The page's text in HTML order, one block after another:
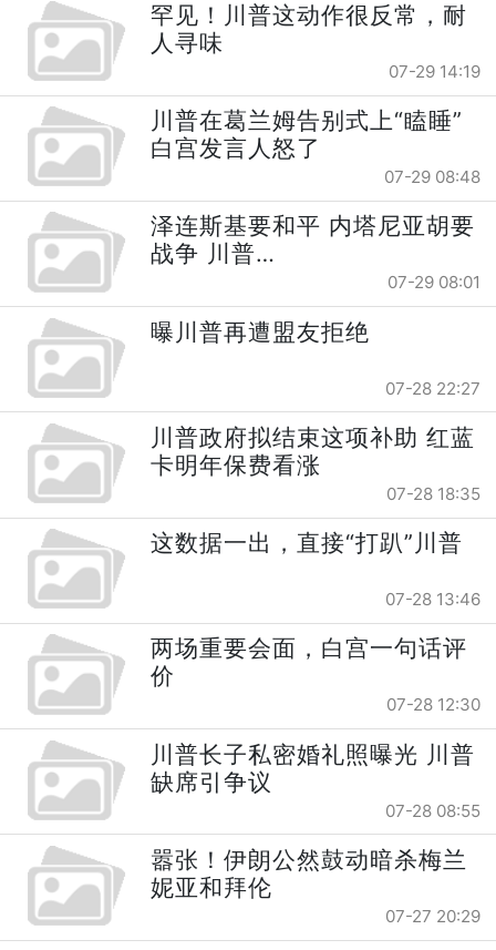
罕见！川普这动作很反常，耐
人寻味
07-29 14:19
川普在葛兰姆告别式上“瞌睡”
白宫发言人怒了
07-29 08:48
泽连斯基要和平 内塔尼亚胡要
战争 川普…
07-29 08:01
曝川普再遭盟友拒绝
07-28 22:27
川普政府拟结束这项补助 红蓝
卡明年保费看涨
07-28 18:35
这数据一出，直接“打趴”川普
07-28 13:46
两场重要会面，白宫一句话评
价
07-28 12:30
川普长子私密婚礼照曝光 川普
缺席引争议
07-28 08:55
嚣张！伊朗公然鼓动暗杀梅兰
妮亚和拜伦
07-27 20:29